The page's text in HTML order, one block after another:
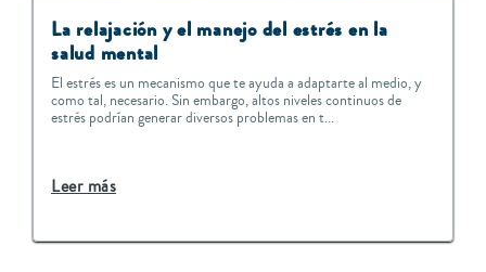
La relajación y el manejo del estrés en la
salud mental
El estrés es un mecanismo que te ayuda a adaptarte al medio, y
como tal, necesario. Sin embargo, altos niveles continuos de
estrés podrían generar diversos problemas en t...
Leer más